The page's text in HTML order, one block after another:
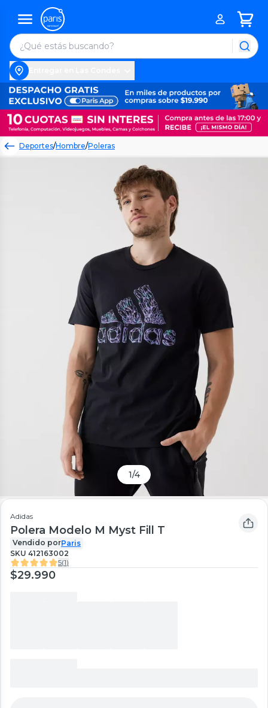
Deportes/Hombre/Poleras
1/4
Adidas
Polera Modelo M Myst Fill T
Vendido porParis
SKU 412163002
5(1)
$29.990